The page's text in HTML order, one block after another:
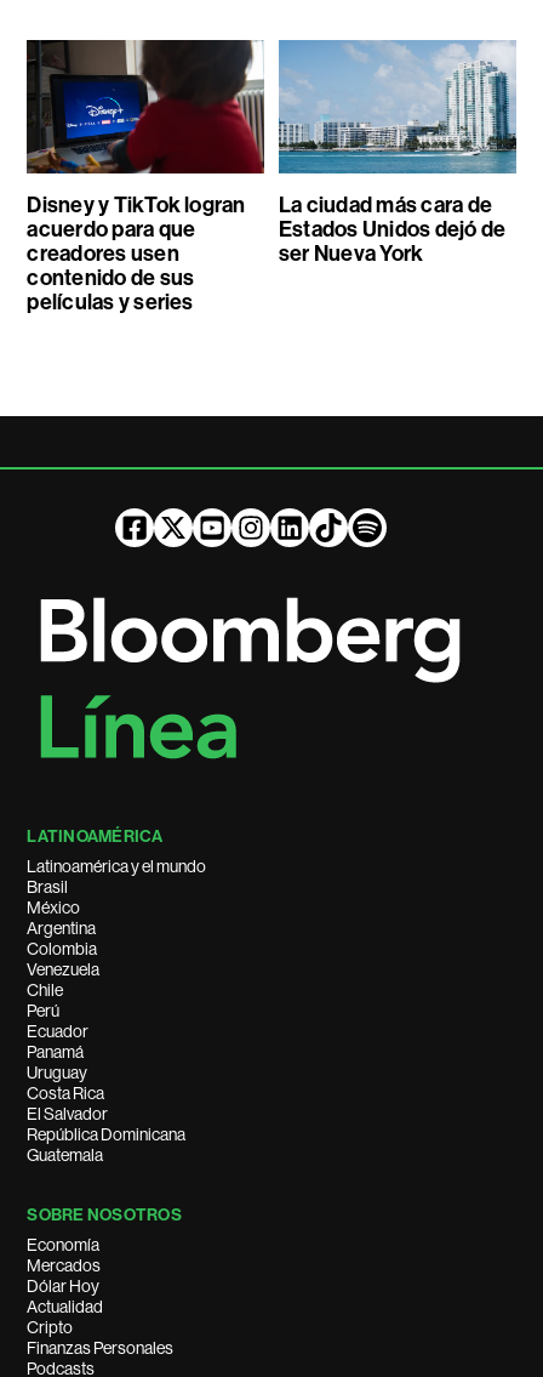
Disney y TikTok logran
acuerdo para que
creadores usen
contenido de sus
películas y series
La ciudad más cara de
Estados Unidos dejó de
ser Nueva York
LATINOAMÉRICA
Latinoamérica y el mundo
Brasil
México
Argentina
Colombia
Venezuela
Chile
Perú
Ecuador
Panamá
Uruguay
Costa Rica
El Salvador
República Dominicana
Guatemala
SOBRE NOSOTROS
Economía
Mercados
Dólar Hoy
Actualidad
Cripto
Finanzas Personales
Podcasts